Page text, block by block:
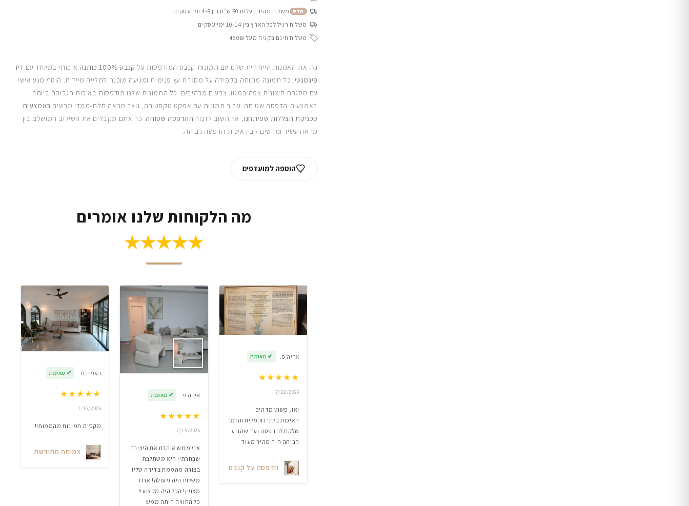
חדש משלוח מהיר בעלות 80 ש״ח בין 4-8 ימי עסקים
משלוח רגיל לכל הארץ בין 10-14 ימי עסקים
משלוח חינם בקניה מעל 450₪
גלו את האמנות הייחודית שלנו עם תמונות קנבס המודפסות על קנבס 100% כותנה איכותי במיוחד עם דיו
פיגמנטי. כל תמונה מתוחה בקפידה על מסגרת עץ פנימית ומגיעה מוכנה לתלייה מיידית. הוסף מגע אישי
עם מסגרת חיצונית צפה במגוון צבעים מרהיבים. כל התמונות שלנו מודפסות באיכות הגבוהה ביותר
באמצעות הדפסה שטוחה. עבור תמונות עם אפקט טקסטורה, נוצר מראה תלת-ממדי מרשים באמצעות
טכניקת הצללות שפיתחנו, אך חשוב לזכור ההדפסה שטוחה. כך אתם מקבלים את השילוב המושלם בין
מראה עשיר ומרשים לבין איכות הדפסה גבוהה.
הוספה למועדפים
מה הלקוחות שלנו אומרים
★★★★★
אריה פ. ✔ מאומת
★★★★★
7/22/2026
ואו, פשוט מדהים
האיכות בלתי נורמלית והזמן
שלקח להדפסה ועד שהגיע
הביתה היה מהיר מעוד
הדפסה על קנבס
אירה פ. ✔ מאומת
★★★★★
7/15/2026
אני ממש אוהבת את היצירה
שבחרתי! היא משתלבת
בצורה מהממת בדירה שלי!
משלוח היה מעולה! ארוז
מצויין! הכל היה מקצועי!
כל החוויה היתה ממש
נעמה מ. ✔ מאומת
★★★★★
7/13/2026
מקסים.תמונות מהממות!!
צמיחה מחודשת